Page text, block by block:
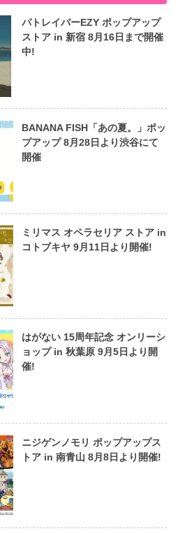
パトレイバーEZY ポップアップ
ストア in 新宿 8月16日まで開催
中!
BANANA FISH「あの夏。」ポッ
プアップ 8月28日より渋谷にて
開催
ミリマス オペラセリア ストア in
コトブキヤ 9月11日より開催!
はがない 15周年記念 オンリーシ
ョップ in 秋葉原 9月5日より開
催!
ニジゲンノモリ ポップアップス
トア in 南青山 8月8日より開催!